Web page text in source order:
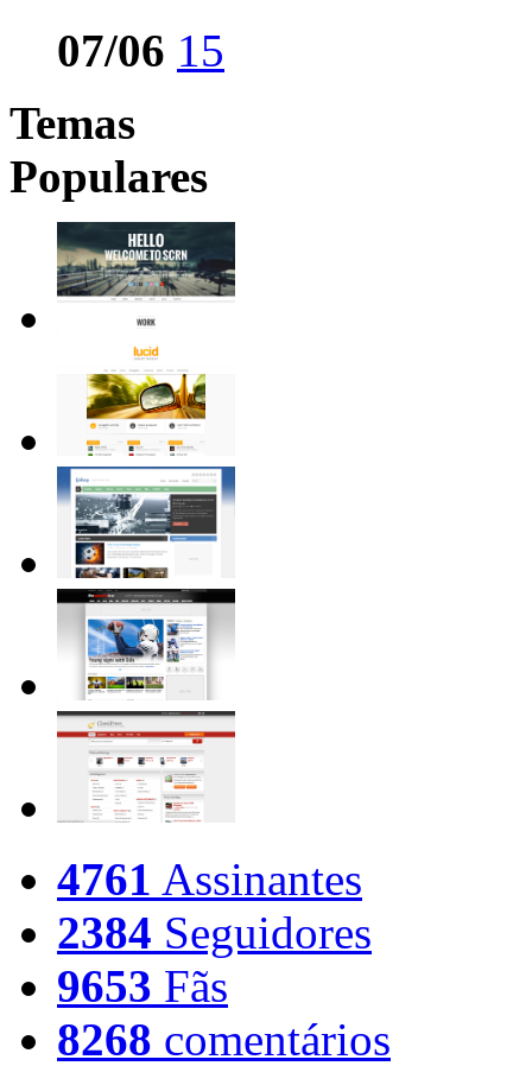
07/06 15
Temas
Populares
4761 Assinantes
2384 Seguidores
9653 Fãs
8268 comentários